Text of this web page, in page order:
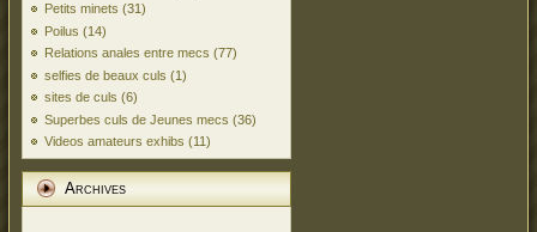
Petits minets (31)
Poilus (14)
Relations anales entre mecs (77)
selfies de beaux culs (1)
sites de culs (6)
Superbes culs de Jeunes mecs (36)
Videos amateurs exhibs (11)
Archives